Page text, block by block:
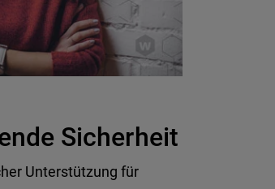
Sicherheit
Unterstützung für